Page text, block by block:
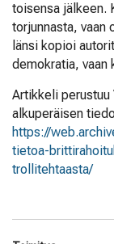
toisensa jälkeen.
torjunnasta, vaan
länsi kopioi
demokratia, vaan
Artikkeli perustuu
alkuperäisen
https://
tietoa-
trollitehtaasta/